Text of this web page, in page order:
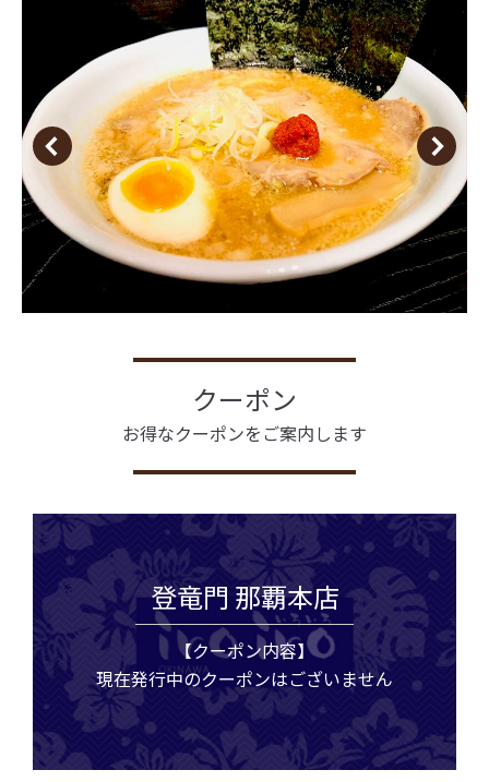
クーポン
お得なクーポンをご案内します
登竜門 那覇本店
【クーポン内容】
現在発行中のクーポンはございません